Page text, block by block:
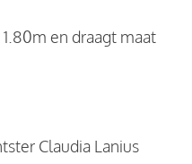
en draagt maat
Claudia Lanius